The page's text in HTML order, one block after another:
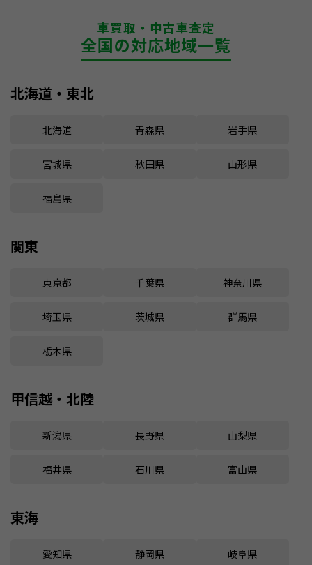
車買取・中古車査定
全国の対応地域一覧
北海道・東北
北海道 青森県 岩手県
宮城県 秋田県 山形県
福島県
関東
東京都 千葉県 神奈川県
埼玉県 茨城県 群馬県
栃木県
甲信越・北陸
新潟県 長野県 山梨県
福井県 石川県 富山県
東海
愛知県 静岡県 岐阜県